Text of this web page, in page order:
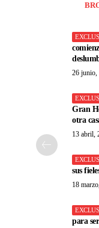
26 junio,
Gran
otra
13 abril,
sus
18
para